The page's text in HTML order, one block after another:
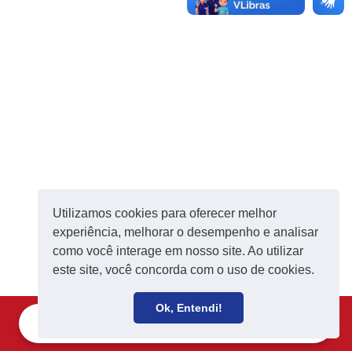
Utilizamos cookies para oferecer melhor
experiência, melhorar o desempenho e analisar
como você interage em nosso site. Ao utilizar
este site, você concorda com o uso de cookies.
Ok, Entendi!
Receba notícias